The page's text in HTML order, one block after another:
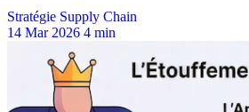
Stratégie Supply Chain
14 Mar 2026 4 min